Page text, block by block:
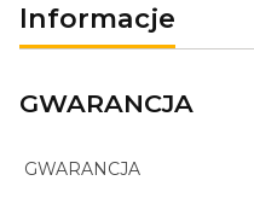
Informacje
GWARANCJA
GWARANCJA